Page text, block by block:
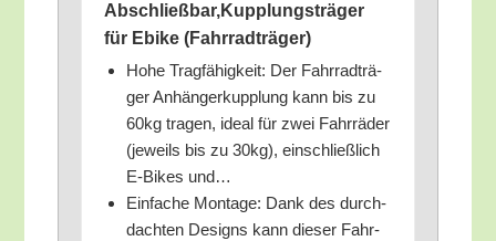
Abschließbar,Kupplungsträger
für Ebike (Fahr­rad­trä­ger)
Hohe Trag­fä­hig­keit: Der Fahr­rad­trä­
ger Anhän­ger­kupp­lung kann bis zu
60kg tra­gen, ide­al für zwei Fahr­rä­der
(jeweils bis zu 30kg), ein­schließ­lich
E‑Bikes und…
Ein­fa­che Mon­ta­ge: Dank des durch­
dach­ten Designs kann die­ser Fahr­